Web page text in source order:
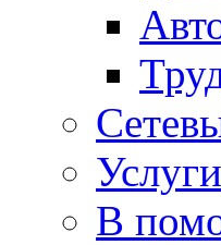
Услуги
В